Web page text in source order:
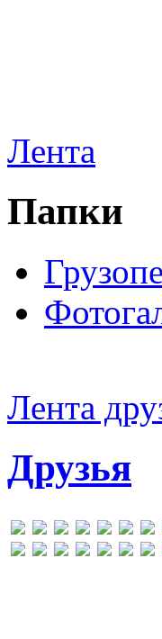
Лента
Папки
Лента
Друзья